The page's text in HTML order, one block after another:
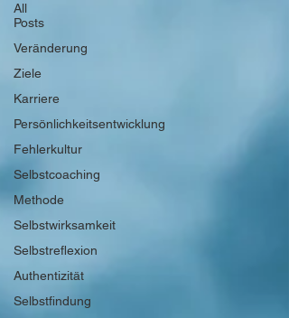
All
Posts
Veränderung
Ziele
Karriere
Persönlichkeitsentwicklung
Fehlerkultur
Selbstcoaching
Methode
Selbstwirksamkeit
Selbstreflexion
Authentizität
Selbstfindung